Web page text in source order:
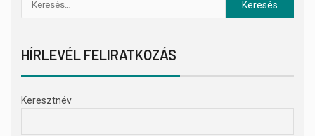
HÍRLEVÉL FELIRATKOZÁS
Keresztnév